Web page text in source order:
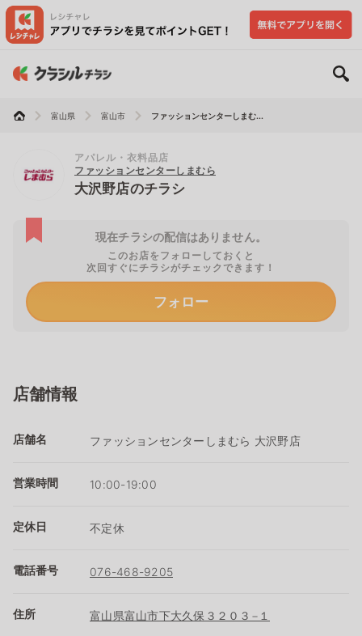
富山県 富山市 ファッションセンターしまむ...
アパレル・衣料品店
ファッションセンターしまむら
大沢野店のチラシ
現在チラシの配信はありません。
このお店をフォローしておくと
次回すぐにチラシがチェックできます！
フォロー
店舗情報
店舗名 ファッションセンターしまむら 大沢野店
営業時間 10:00-19:00
定休日 不定休
電話番号 076-468-9205
住所 富山県富山市下大久保３２０３−１